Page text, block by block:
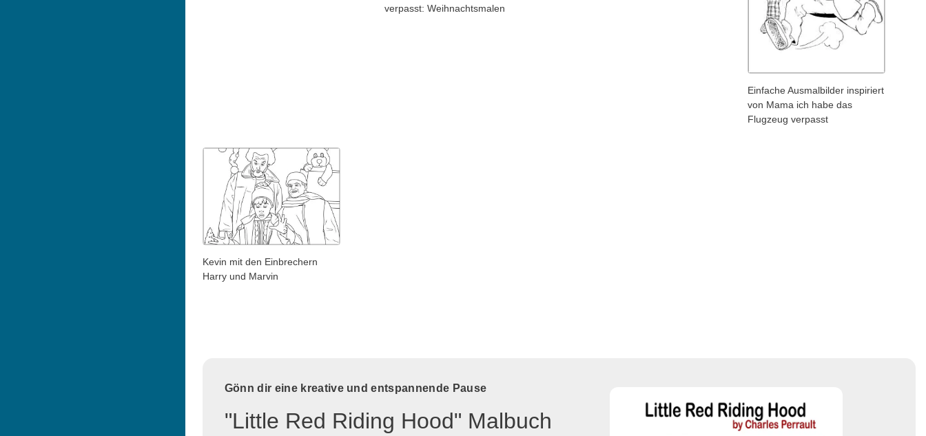
verpasst: Weihnachtsmalen
Einfache Ausmalbilder inspiriert
von Mama ich habe das
Flugzeug verpasst
Kevin mit den Einbrechern
Harry und Marvin
Gönn dir eine kreative und entspannende Pause
"Little Red Riding Hood" Malbuch